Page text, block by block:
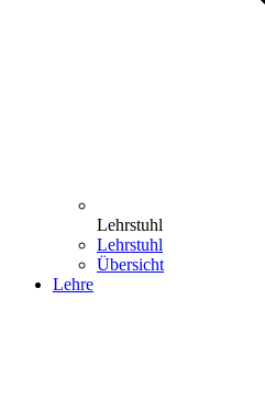
Lehrstuhl
Lehrstuhl
Übersicht
Lehre